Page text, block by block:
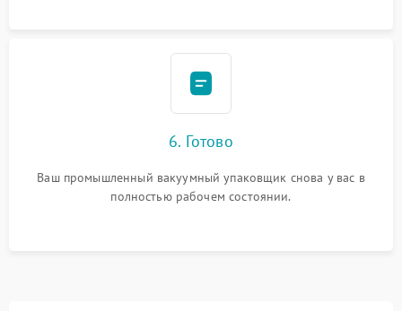
6. Готово
Ваш промышленный вакуумный упаковщик снова у вас в
полностью рабочем состоянии.